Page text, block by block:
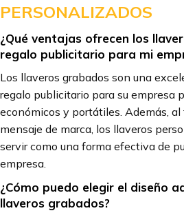
PERSONALIZADOS
¿Qué ventajas ofrecen los
regalo publicitario para mi
Los llaveros grabados son una
regalo publicitario para su empresa
económicos y portátiles. Además,
mensaje de marca, los llaveros
servir como una forma efectiva de
empresa.
¿Cómo puedo elegir el diseño
llaveros grabados?